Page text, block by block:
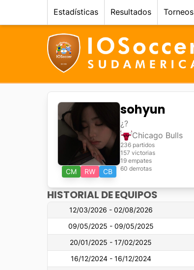
Estadísticas Resultados Torneos
CM RW CB
sohyun
¿?
Chicago Bulls
236 partidos
157 victorias
19 empates
60 derrotas
HISTORIAL DE EQUIPOS
12/03/2026 - 02/08/2026
09/05/2025 - 09/05/2025
20/01/2025 - 17/02/2025
16/12/2024 - 16/12/2024